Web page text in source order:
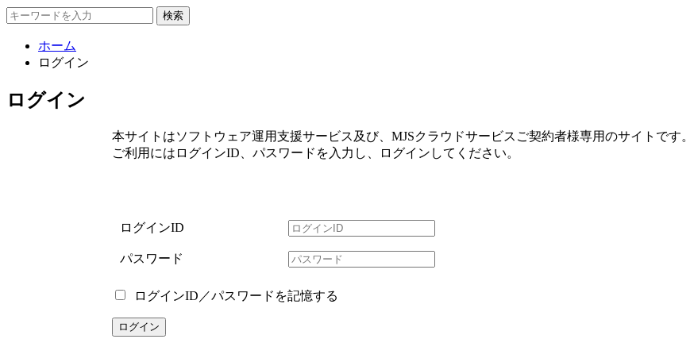
検索
ホーム
ログイン
ログイン
本サイトはソフトウェア運用支援サービス及び、MJSクラウドサービスご契約者様専用のサイトです。
ご利用にはログインID、パスワードを入力し、ログインしてください。
ログインID
パスワード
ログインID／パスワードを記憶する
ログイン